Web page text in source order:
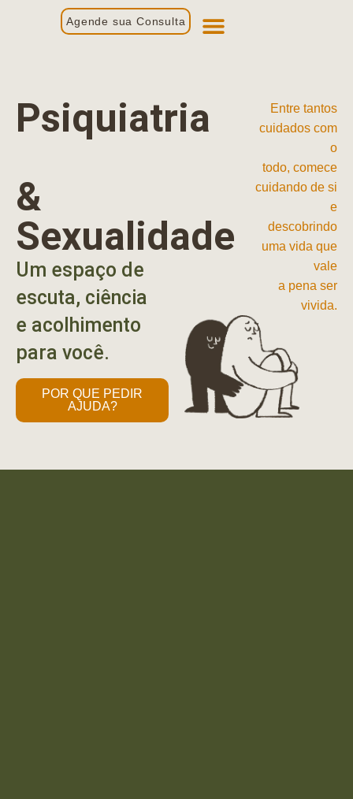
Agende sua Consulta
Psiquiatria
&
Sexualidade
Um espaço de
escuta, ciência
e acolhimento
para você.
POR QUE PEDIR
AJUDA?
Entre tantos
cuidados com
o
todo, comece
cuidando de si
e
descobrindo
uma vida que
vale
a pena ser
vivida.